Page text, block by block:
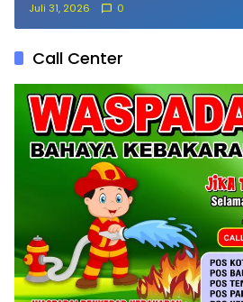
Juli 31, 2026 0
Call Center